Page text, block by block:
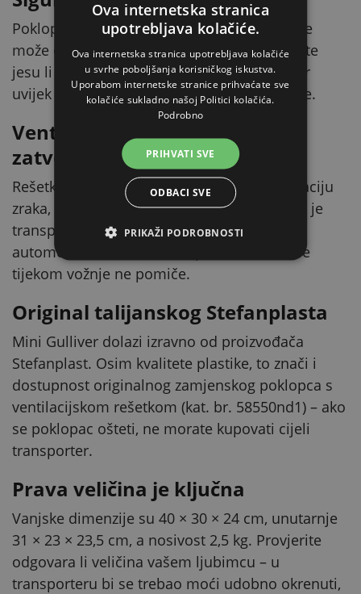
Poklopac drži kopča koju životinja iznutra ne
može otvoriti. Prije svakog nošenja provjerite
jesu li zasuni sigurno zatvoreni i transporter
uvijek nosite za ručku ili predviđene oslonce.
Ventilacija i kad je transporter
zatvoren
Rešetka u poklopcu osigurava stalnu cirkulaciju
zraka, pa ljubimac ima dovoljno kisika i dok je
transporter zatvoren. Ako životinju vozite u
automobilu, učvrstite transporter tako da se
tijekom vožnje ne pomiče.
Original talijanskog Stefanplasta
Mini Gulliver dolazi izravno od proizvođača
Stefanplast. Osim kvalitete plastike, to znači i
dostupnost originalnog zamjenskog poklopca s
ventilacijskom rešetkom (kat. br. 58550nd1) – ako
se poklopac ošteti, ne morate kupovati cijeli
transporter.
Prava veličina je ključna
Vanjske dimenzije su 40 × 30 × 24 cm, unutarnje
31 × 23 × 23,5 cm, a nosivost 2,5 kg. Provjerite
odgovara li veličina vašem ljubimcu – u
transporteru bi se trebao moći udobno okrenuti,
Ova internetska stranica
upotrebljava kolačiće.
Ova internetska stranica upotrebljava kolačiće
u svrhe poboljšanja korisničkog iskustva.
Uporabom internetske stranice prihvaćate sve
kolačiće sukladno našoj Politici kolačića.
Podrobno
PRIHVATI SVE
ODBACI SVE
PRIKAŽI PODROBNOSTI